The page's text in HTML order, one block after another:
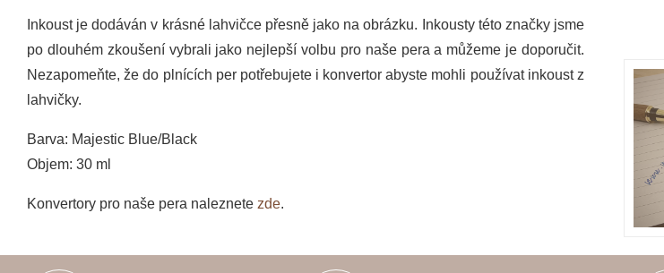
Inkoust je dodáván v krásné lahvičce přesně jako na obrázku. Inkousty této značky jsme
po dlouhém zkoušení vybrali jako nejlepší volbu pro naše pera a můžeme je doporučit.
Nezapomeňte, že do plnících per potřebujete i konvertor abyste mohli používat inkoust z
lahvičky.
Barva: Majestic Blue/Black
Objem: 30 ml
Konvertory pro naše pera naleznete zde.